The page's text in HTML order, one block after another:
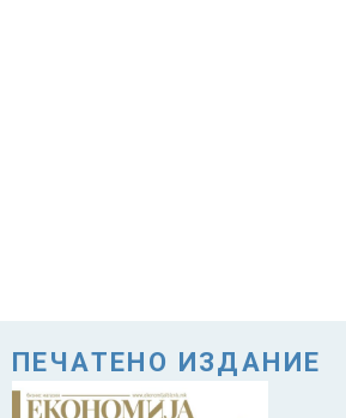
ПЕЧАТЕНО ИЗДАНИЕ